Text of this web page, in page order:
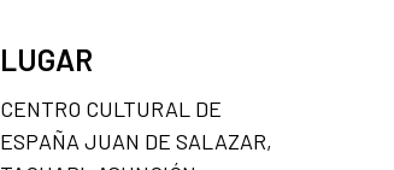
LUGAR
CENTRO CULTURAL DE
ESPAÑA JUAN DE SALAZAR,